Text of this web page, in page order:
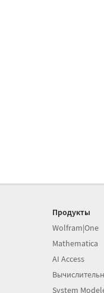
Продукты
Wolfram|One
Mathematica
AI Access
System